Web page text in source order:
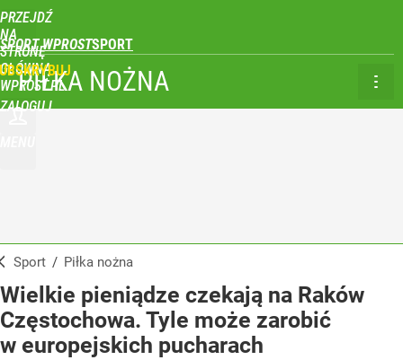
PRZEJDŹ
NA
STRONĘ
GŁÓWNĄ
WPROST.PL
SPORT WPROST
ZALOGUJ
PIŁKA NOŻNA
Sport / Piłka nożna
Wielkie pieniądze czekają na Raków
Częstochowa. Tyle może zarobić
w europejskich pucharach